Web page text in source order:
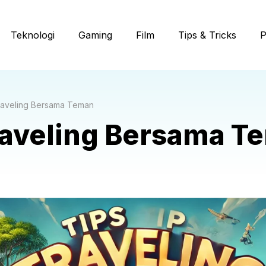
Teknologi Gaming Film Tips & Tricks
Bersama Teman
Bersama